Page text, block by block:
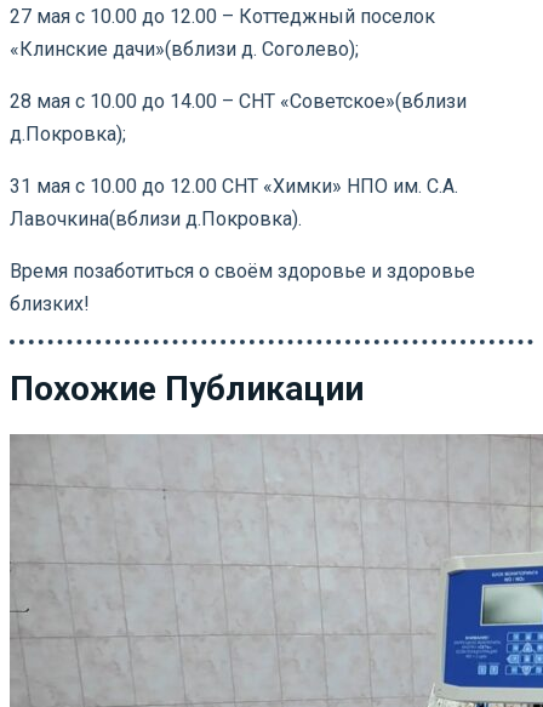
27 мая с 10.00 до 12.00 – Коттеджный поселок
«Клинские дачи»(вблизи д. Соголево);
28 мая с 10.00 до 14.00 – СНТ «Советское»(вблизи
д.Покровка);
31 мая с 10.00 до 12.00 СНТ «Химки» НПО им. С.А.
Лавочкина(вблизи д.Покровка).
Время позаботиться о своём здоровье и здоровье
близких!
Похожие Публикации